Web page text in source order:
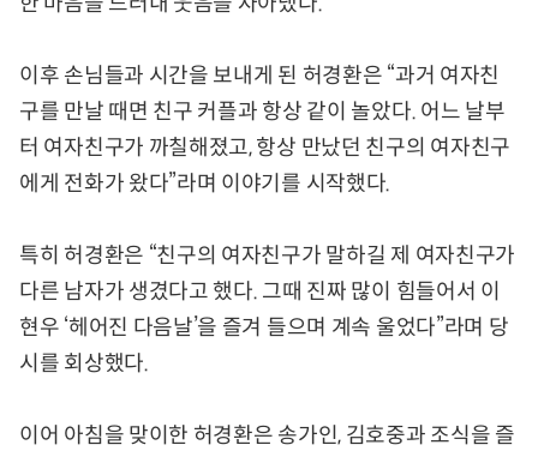
이후 손님들과 시간을 보내게 된 허경환은 “과거 여자친
구를 만날 때면 친구 커플과 항상 같이 놀았다. 어느 날부
터 여자친구가 까칠해졌고, 항상 만났던 친구의 여자친구
에게 전화가 왔다”라며 이야기를 시작했다.
특히 허경환은 “친구의 여자친구가 말하길 제 여자친구가
다른 남자가 생겼다고 했다. 그때 진짜 많이 힘들어서 이
현우 ‘헤어진 다음날’을 즐겨 들으며 계속 울었다”라며 당
시를 회상했다.
이어 아침을 맞이한 허경환은 송가인, 김호중과 조식을 즐